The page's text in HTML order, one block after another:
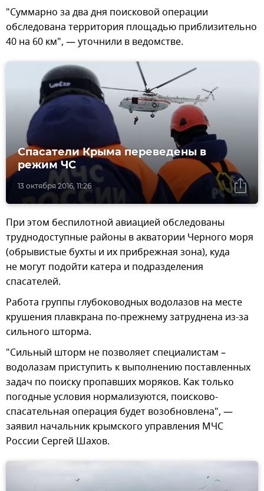
"Суммарно за два дня поисковой операции
обследована территория площадью приблизительно
40 на 60 км", — уточнили в ведомстве.
13 октября 2016, 11:26
Спасатели Крыма переведены в
режим ЧС
При этом беспилотной авиацией обследованы
труднодоступные районы в акватории Черного моря
(обрывистые бухты и их прибрежная зона), куда
не могут подойти катера и подразделения
спасателей.
Работа группы глубоководных водолазов на месте
крушения плавкрана по-прежнему затруднена из-за
сильного шторма.
"Сильный шторм не позволяет специалистам –
водолазам приступить к выполнению поставленных
задач по поиску пропавших моряков. Как только
погодные условия нормализуются, поисково-
спасательная операция будет возобновлена", —
заявил начальник крымского управления МЧС
России Сергей Шахов.